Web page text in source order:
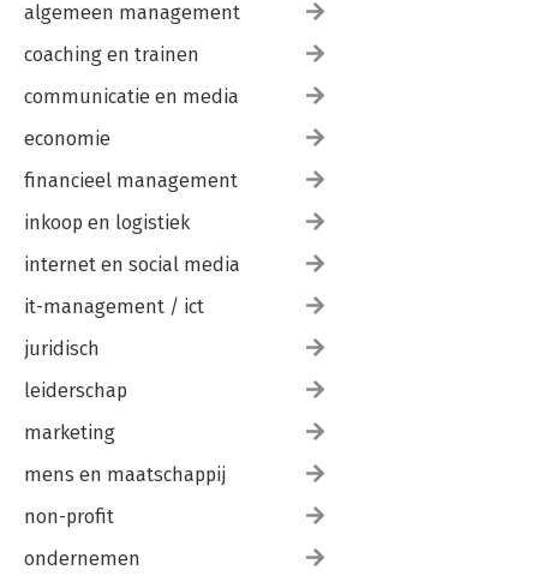
algemeen management
coaching en trainen
communicatie en media
economie
financieel management
inkoop en logistiek
internet en social media
it-management / ict
juridisch
leiderschap
marketing
mens en maatschappij
non-profit
ondernemen